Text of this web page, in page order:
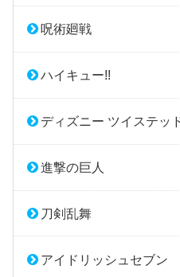
呪術廻戦
ハイキュー!!
ディズニー ツイステッ
進撃の巨人
刀剣乱舞
アイドリッシュセブン